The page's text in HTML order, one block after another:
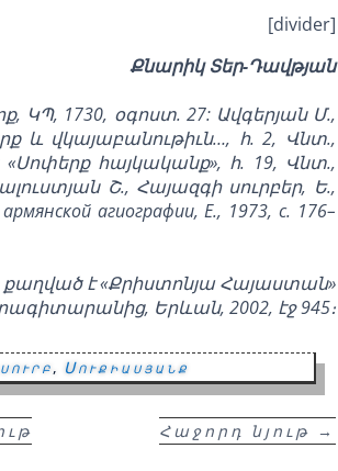
[divider]
Քնարիկ Տեր-Դավթյան
ԿՊ, 1730, օգոստ. 27: Ավգերյան Մ.,
և վկայաբանութիւն…, հ. 2, Վնտ.,
«Սոփերք հայկականք», հ. 19, Վնտ.,
Շ., Հայազգի սուրբեր, Ե.,
агиографии, Е., 1973, с. 176–
քաղված է «Քրիստոնյա Հայաստան»
Երևան, 2002, էջ 945։
սուրբ, Սուքիասյանք
Հաջորդ նյութ →